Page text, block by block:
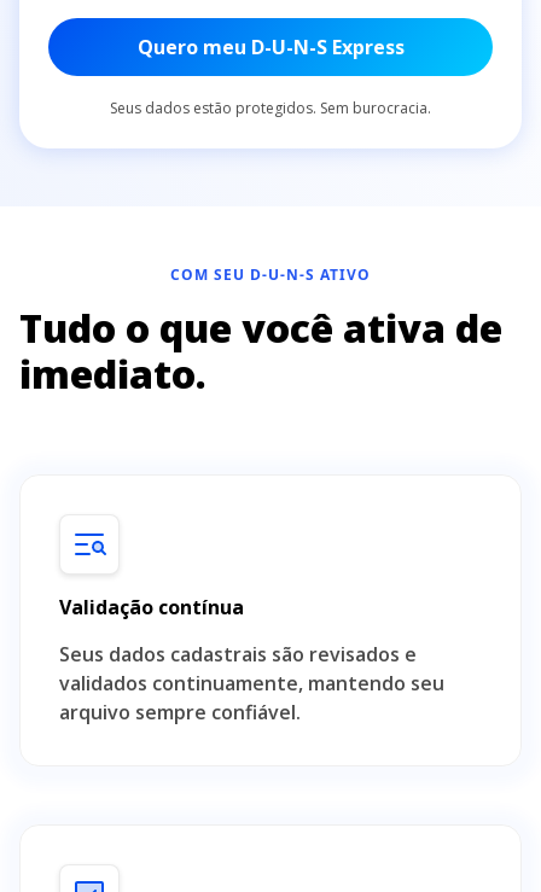
Seus dados estão protegidos. Sem burocracia.
COM SEU D-U-N-S ATIVO
Tudo o que você ativa de
imediato.
Validação contínua
Seus dados cadastrais são revisados e
validados continuamente, mantendo seu
arquivo sempre confiável.